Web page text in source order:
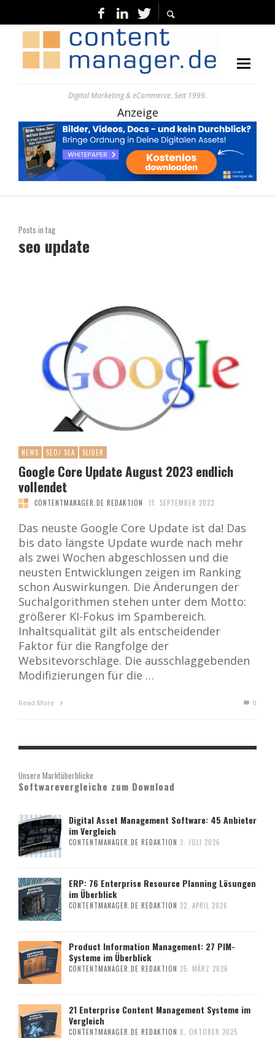
Digital Marketing & eCommerce. Seit 1999.
Anzeige
Posts in tag
seo update
NEWS SEO/ SEA SLIDER
Google Core Update August 2023 endlich
vollendet
CONTENTMANAGER.DE REDAKTION 11. SEPTEMBER 2023
Das neuste Google Core Update ist da! Das
bis dato längste Update wurde nach mehr
als zwei Wochen abgeschlossen und die
neusten Entwicklungen zeigen im Ranking
schon Auswirkungen. Die Änderungen der
Suchalgorithmen stehen unter dem Motto:
größerer KI-Fokus im Spambereich.
Inhaltsqualität gilt als entscheidender
Faktor für die Rangfolge der
Websitevorschläge. Die ausschlaggebenden
Modifizierungen für die …
Read More 0
Unsere Marktüberblicke
Softwarevergleiche zum Download
Digital Asset Management Software: 45 Anbieter
im Vergleich
CONTENTMANAGER.DE REDAKTION 2. JULI 2026
ERP: 76 Enterprise Resource Planning Lösungen
im Überblick
CONTENTMANAGER.DE REDAKTION 22. APRIL 2026
Product Information Management: 27 PIM-
Systeme im Überblick
CONTENTMANAGER.DE REDAKTION 25. MÄRZ 2026
21 Enterprise Content Management Systeme im
Vergleich
CONTENTMANAGER.DE REDAKTION 8. OKTOBER 2025